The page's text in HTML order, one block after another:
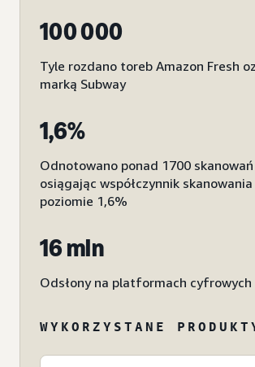
100 000
Tyle rozdano toreb Amazon Fresh
marką Subway
1,6%
Odnotowano ponad 1700
osiągając współczynnik skanowania
poziomie 1,6%
16 mln
Odsłony na platformach cyfrowych
WYKORZYSTANE